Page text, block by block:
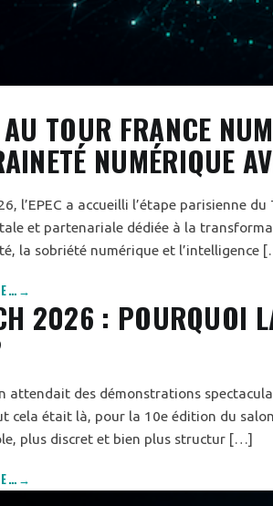
TOUR FRANCE
NUMÉRIQUE
l’EPEC a accueilli l’étape parisienne
et partenariale dédiée à la
la sobriété numérique et l’intelligence
…
2026 : POURQUOI
attendait des démonstrations
cela était là, pour la 10e édition du
plus discret et bien plus structur […]
…